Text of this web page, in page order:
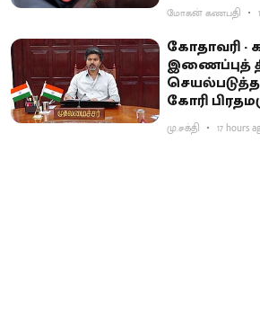
மோகன் கணபதி
கோதாவரி -
இணைப்புத்
கோரி
விஜய் கடிதம்
மு.சக்தி 17 hours